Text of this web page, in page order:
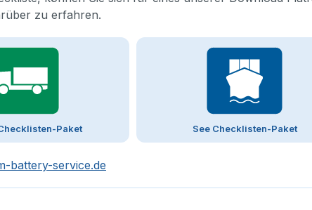
zu erfahren.
Paket See Checklisten-Paket
battery-service.de